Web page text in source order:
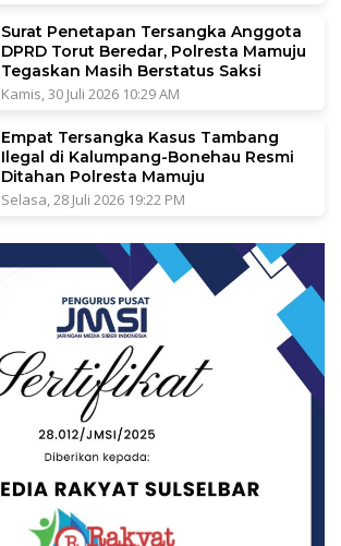
Surat Penetapan Tersangka Anggota
DPRD Torut Beredar, Polresta Mamuju
Tegaskan Masih Berstatus Saksi
Kamis, 30 Juli 2026 10:29 AM
Empat Tersangka Kasus Tambang
Ilegal di Kalumpang-Bonehau Resmi
Ditahan Polresta Mamuju
Selasa, 28 Juli 2026 19:22 PM